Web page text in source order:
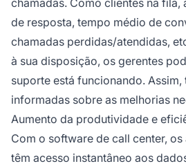
de resposta, tempo médio de
chamadas perdidas/atendidas,
à sua disposição, os gerentes
suporte está funcionando.
informadas sobre as melhorias
Aumento da produtividade e
Com o software de call center,
têm acesso instantâneo aos